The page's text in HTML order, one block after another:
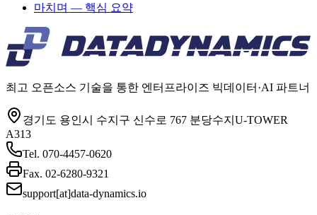
마치며 — 핵심 요약
최고 오픈소스 기술을 통한 엔터프라이즈 빅데이터·AI 파트너
경기도 용인시 수지구 신수로 767 분당수지U-TOWER
A313
Tel. 070-4457-0620
Fax. 02-6280-9321
support[at]data-dynamics.io